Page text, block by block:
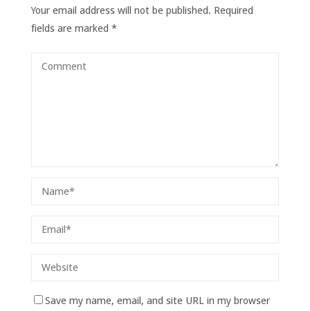
Your email address will not be published. Required
fields are marked *
Save my name, email, and site URL in my browser